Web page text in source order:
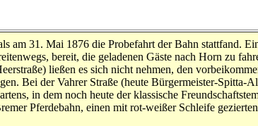
am 31. Mai 1876 die Probefahrt der Bahn stattfand.
bereit, die geladenen Gäste nach Horn zu
ließen es sich nicht nehmen, den
Bei der Vahrer Straße (heute Bürgermeister-Spitta-
in dem noch heute der klassische
Pferdebahn, einen mit rot-weißer Schleife